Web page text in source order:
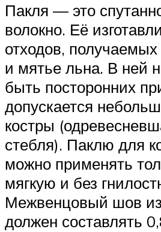
Пакля — это
волокно. Её
отходов,
и мятье льна. В ней
быть посторонних
допускается
костры
стебля). Паклю для
можно применять
мягкую и без
Межвенцовый шов
должен составлять